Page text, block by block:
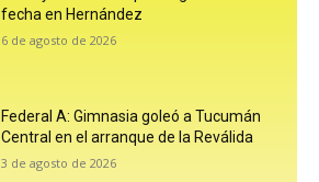
fecha en Hernández
6 de agosto de 2026
Federal A: Gimnasia goleó a Tucumán
Central en el arranque de la Reválida
3 de agosto de 2026